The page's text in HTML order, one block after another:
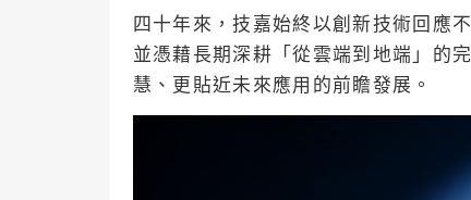
四十年來，技嘉始終以創新技術回應
並憑藉長期深耕「從雲端到地端」的
慧、更貼近未來應用的前瞻發展。